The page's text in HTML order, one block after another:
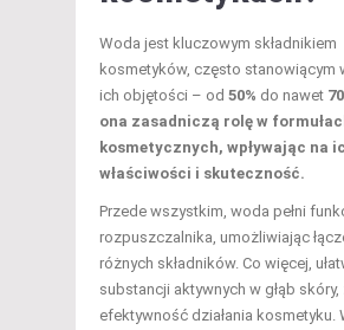
Woda jest kluczowym składnikiem
kosmetyków, często stanowiącym
ich objętości – od 50% do nawet
ona zasadniczą rolę w
kosmetycznych, wpływając na
właściwości i skuteczność.
Przede wszystkim, woda pełni
rozpuszczalnika, umożliwiając
różnych składników. Co więcej,
substancji aktywnych w głąb
efektywność działania kosmetyku.